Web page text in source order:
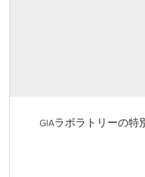
GIAラボラトリーの特